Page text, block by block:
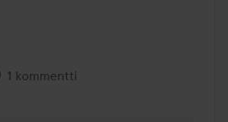
1 kommentti